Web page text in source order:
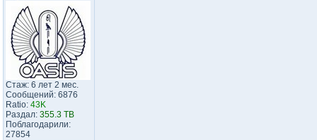
Стаж: 6 лет 2 мес.
Сообщений: 6876
Ratio: 43K
Раздал: 355.3 TB
Поблагодарили:
27854